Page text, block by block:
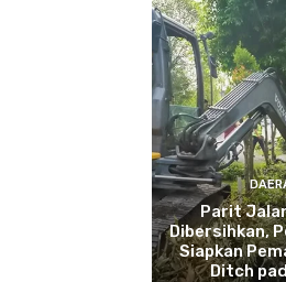
Parit
Dibersihkan,
Siapkan
Ditch